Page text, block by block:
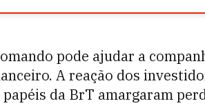
pode ajudar a
A reação dos
papéis da BrT amargaram